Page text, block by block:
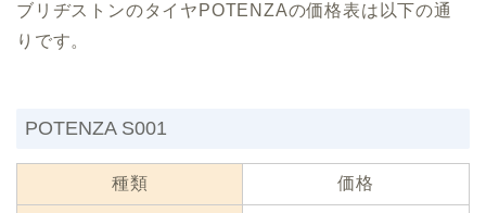
ブリヂストンのタイヤPOTENZAの価格表は以下の通
りです。
POTENZA S001
種類 価格